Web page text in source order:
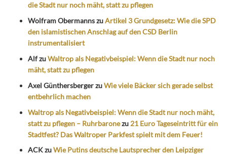
die Stadt nur noch mäht, statt zu pflegen
Wolfram ObermannszuArtikel 3 Grundgesetz: Wie die SPD
den islamistischen Anschlag auf den CSD Berlin
instrumentalisiert
AlfzuWaltrop als Negativbeispiel: Wenn die Stadt nur noch
mäht, statt zu pflegen
Axel GünthersbergerzuWie viele Bäcker sich gerade selbst
entbehrlich machen
Waltrop als Negativbeispiel: Wenn die Stadt nur noch mäht,
statt zu pflegen – Ruhrbaronezu 21 Euro Tageseintritt für ein
Stadtfest? Das Waltroper Parkfest spielt mit dem Feuer!
ACKzuWie Putins deutsche Lautsprecher den Leipziger